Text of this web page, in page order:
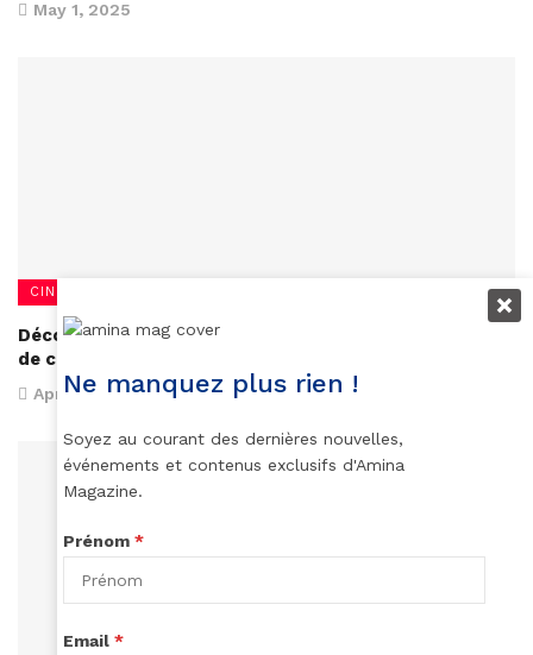
May 1, 2025
CINÉMA
Découvrez le palmarès du 41e Festival international
de cinéma Vues d’Afrique
April 14, 2025
Ne manquez plus rien !
Soyez au courant des dernières nouvelles,
événements et contenus exclusifs d'Amina
Magazine.
Prénom *
Email *